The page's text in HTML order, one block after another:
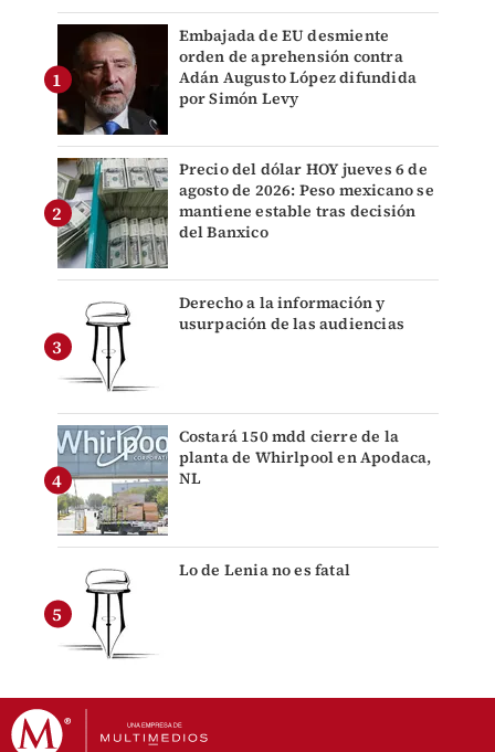
Embajada de EU desmiente
orden de aprehensión contra
Adán Augusto López difundida
por Simón Levy
Precio del dólar HOY jueves 6 de
agosto de 2026: Peso mexicano se
mantiene estable tras decisión
del Banxico
Derecho a la información y
usurpación de las audiencias
Costará 150 mdd cierre de la
planta de Whirlpool en Apodaca,
NL
Lo de Lenia no es fatal